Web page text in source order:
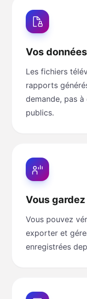
Vos
Les fichiers
rapports
demande, pas
publics.
Vous
Vous pouvez
exporter et
enregistrées